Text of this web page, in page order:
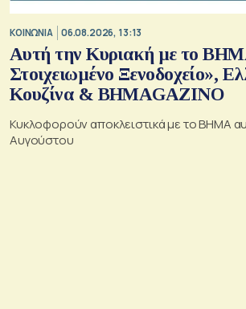
ΚΟΙΝΩΝΙΑ 06.08.2026, 13:13
Αυτή την Κυριακή με το
Στοιχειωμένο Ξενοδοχείο»,
Κουζίνα & ΒΗΜΑGAZINO
Κυκλοφορούν αποκλειστικά με το ΒΗΜΑ
Αυγούστου